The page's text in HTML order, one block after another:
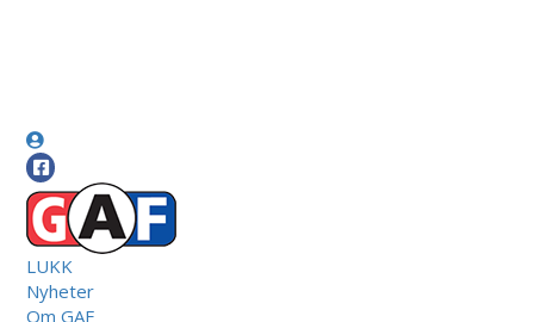
LUKK
Nyheter
Om GAF